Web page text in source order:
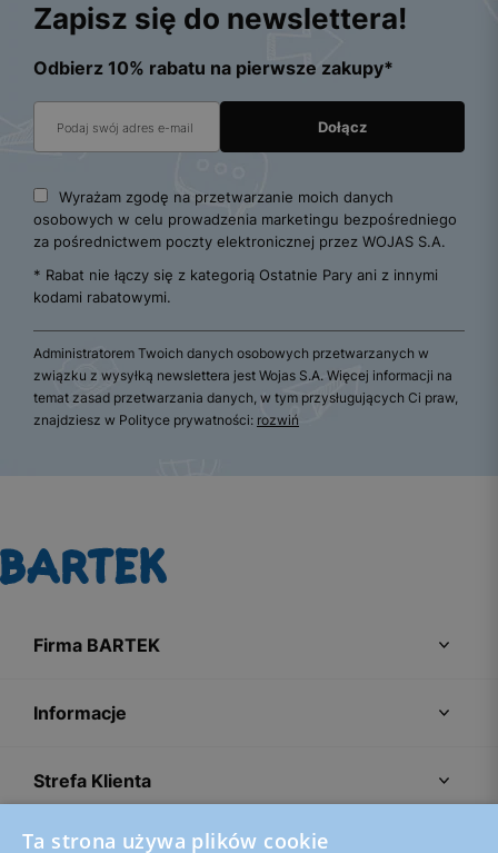
Zapisz się do newslettera!
Odbierz 10% rabatu na pierwsze zakupy*
Wyrażam zgodę na przetwarzanie moich danych
osobowych w celu prowadzenia marketingu bezpośredniego
za pośrednictwem poczty elektronicznej przez WOJAS S.A.
* Rabat nie łączy się z kategorią Ostatnie Pary ani z innymi
kodami rabatowymi.
Administratorem Twoich danych osobowych przetwarzanych w
związku z wysyłką newslettera jest Wojas S.A. Więcej informacji na
temat zasad przetwarzania danych, w tym przysługujących Ci praw,
znajdziesz w Polityce prywatności: rozwiń
Firma BARTEK
Informacje
Strefa Klienta
Ta strona używa plików cookie